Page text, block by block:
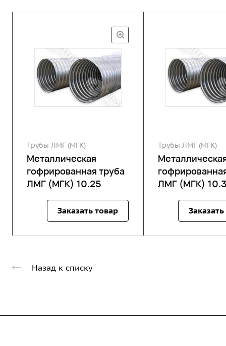
Трубы ЛМГ (МГК)
Металлическая
гофрированная труба
ЛМГ (МГК) 10.25
Заказать товар
Трубы ЛМГ (МГК)
ЛМГ (МГК)
Назад к списку